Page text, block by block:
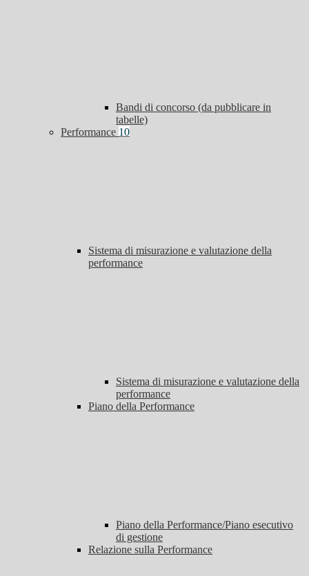
Bandi di concorso (da pubblicare in
tabelle)
Performance 10
Sistema di misurazione e valutazione della
performance
Sistema di misurazione e valutazione della
performance
Piano della Performance
Piano della Performance/Piano esecutivo
di gestione
Relazione sulla Performance